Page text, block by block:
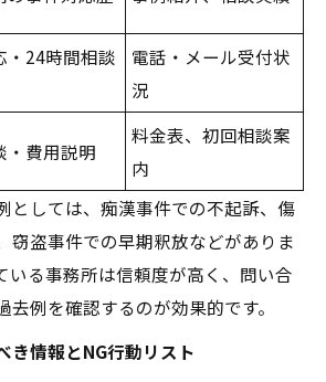
・24時間相談
電話・メール受付状
況
・費用説明
料金表、初回相談案
内
としては、痴漢事件での不起訴、傷
窃盗事件での早期釈放などがありま
いる事務所は信頼度が高く、問い合
去例を確認するのが効果的です。
き情報とNG行動リスト